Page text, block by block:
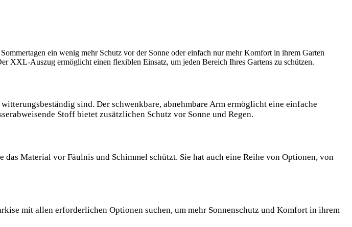
ein wenig mehr Schutz vor der Sonne oder einfach nur mehr Komfort in ihrem Garten
XXL-Auszug ermöglicht einen flexiblen Einsatz, um jeden Bereich Ihres Gartens zu schützen.
sind. Der schwenkbare, abnehmbare Arm ermöglicht eine einfache
Stoff bietet zusätzlichen Schutz vor Sonne und Regen.
Material vor Fäulnis und Schimmel schützt. Sie hat auch eine Reihe von Optionen, von
mit allen erforderlichen Optionen suchen, um mehr Sonnenschutz und Komfort in ihrem